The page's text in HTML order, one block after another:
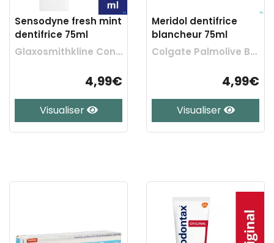
Sensodyne fresh mint
dentifrice 75ml
Glaxosmithkline Cons. Healthcare
4,99€
Visualiser
Meridol dentifrice
blancheur 75ml
Colgate Palmolive Belgium
4,99€
Visualiser